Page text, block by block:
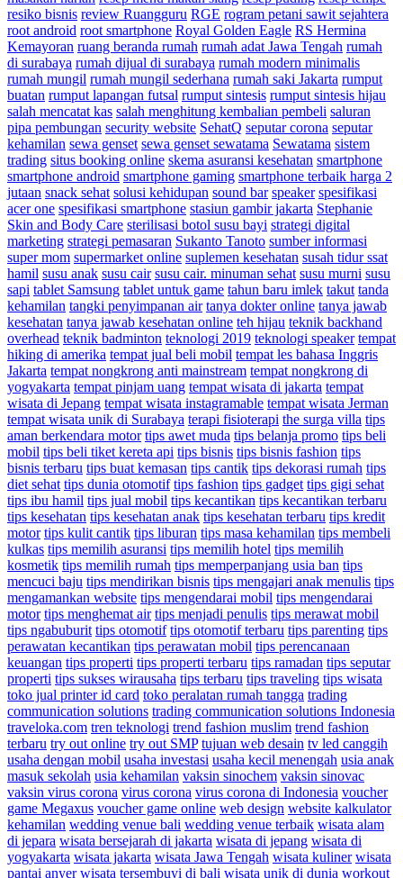
resiko bisnis review Ruangguru RGE rogram petani sawit sejahtera
root android root smartphone Royal Golden Eagle RS Hermina
Kemayoran ruang beranda rumah rumah adat Jawa Tengah rumah
di surabaya rumah dijual di surabaya rumah modern minimalis
rumah mungil rumah mungil sederhana rumah saki Jakarta rumput
buatan rumput lapangan futsal rumput sintesis rumput sintesis hijau
salah mencatat kas salah menghitung kembalian pembeli saluran
pipa pembungan security website SehatQ seputar corona seputar
kehamilan sewa genset sewa genset sewatama Sewatama sistem
trading situs booking online skema asuransi kesehatan smartphone
smartphone android smartphone gaming smartphone terbaik harga 2
jutaan snack sehat solusi kehidupan sound bar speaker spesifikasi
acer one spesifikasi smartphone stasiun gambir jakarta Stephanie
Skin and Body Care sterilisasi botol susu bayi strategi digital
marketing strategi pemasaran Sukanto Tanoto sumber informasi
super mom supermarket online suplemen kesehatan susah tidur ssat
hamil susu anak susu cair susu cair. minuman sehat susu murni susu
sapi tablet Samsung tablet untuk game tahun baru imlek takut tanda
kehamilan tangki penyimpanan air tanya dokter online tanya jawab
kesehatan tanya jawab kesehatan online teh hijau teknik backhand
overhead teknik badminton teknologi 2019 teknologi speaker tempat
hiking di amerika tempat jual beli mobil tempat les bahasa Inggris
Jakarta tempat nongkrong anti mainstream tempat nongkrong di
yogyakarta tempat pinjam uang tempat wisata di jakarta tempat
wisata di Jepang tempat wisata instagramable tempat wisata Jerman
tempat wisata unik di Surabaya terapi fisioterapi the surga villa tips
aman berkendara motor tips awet muda tips belanja promo tips beli
mobil tips beli tiket kereta api tips bisnis tips bisnis fashion tips
bisnis terbaru tips buat kemasan tips cantik tips dekorasi rumah tips
diet sehat tips dunia otomotif tips fashion tips gadget tips gigi sehat
tips ibu hamil tips jual mobil tips kecantikan tips kecantikan terbaru
tips kesehatan tips kesehatan anak tips kesehatan terbaru tips kredit
motor tips kulit cantik tips liburan tips masa kehamilan tips membeli
kulkas tips memilih asuransi tips memilih hotel tips memilih
kosmetik tips memilih rumah tips memperpanjang usia ban tips
mencuci baju tips mendirikan bisnis tips mengajari anak menulis tips
mengamankan website tips mengendarai mobil tips mengendarai
motor tips menghemat air tips menjadi penulis tips merawat mobil
tips ngabuburit tips otomotif tips otomotif terbaru tips parenting tips
perawatan kecantikan tips perawatan mobil tips perencanaan
keuangan tips properti tips properti terbaru tips ramadan tips seputar
properti tips sukses wirausaha tips terbaru tips traveling tips wisata
toko jual printer id card toko peralatan rumah tangga trading
communication solutions trading communication solutions Indonesia
traveloka.com tren teknologi trend fashion muslim trend fashion
terbaru try out online try out SMP tujuan web desain tv led canggih
usaha dengan mobil usaha investasi usaha kecil menengah usia anak
masuk sekolah usia kehamilan vaksin sinochem vaksin sinovac
vaksin virus corona virus corona virus corona di Indonesia voucher
game Megaxus voucher game online web design website kalkulator
kehamilan wedding venue bali wedding venue terbaik wisata alam
di jepara wisata bersejarah di jakarta wisata di jepang wisata di
yogyakarta wisata jakarta wisata Jawa Tengah wisata kuliner wisata
pantai anyer wisata tersembuyi di bali wisata unik di dunia workout